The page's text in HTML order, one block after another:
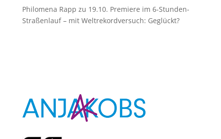
Philomena Rapp zu 19.10. Premiere im 6-Stunden-
Straßenlauf – mit Weltrekordversuch: Geglückt?